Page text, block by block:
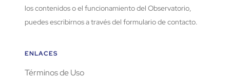
los contenidos o el funcionamiento del Observatorio,
puedes escribirnos a través del formulario de contacto.
ENLACES
Términos de Uso